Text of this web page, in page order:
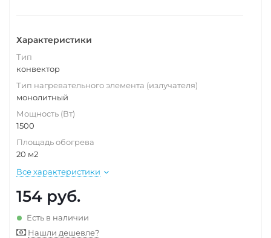
Характеристики
Тип
конвектор
Тип нагревательного элемента (излучателя)
монолитный
Мощность (Вт)
1500
Площадь обогрева
20 м2
Все характеристики
154 руб.
Есть в наличии
Нашли дешевле?